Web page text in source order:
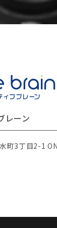
レーン
町3丁目2-1